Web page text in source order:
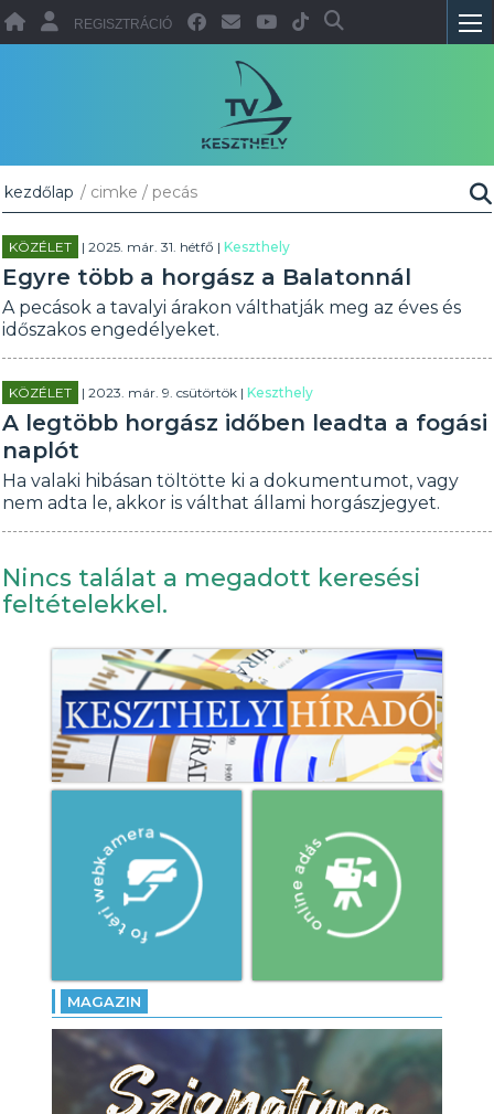
REGISZTRÁCIÓ
kezdőlap / cimke / pecás
KÖZÉLET | 2025. már. 31. hétfő |Keszthely
Egyre több a horgász a Balatonnál
A pecások a tavalyi árakon válthatják meg az éves és
időszakos engedélyeket.
KÖZÉLET | 2023. már. 9. csütörtök |Keszthely
A legtöbb horgász időben leadta a fogási
naplót
Ha valaki hibásan töltötte ki a dokumentumot, vagy
nem adta le, akkor is válthat állami horgászjegyet.
Nincs találat a megadott keresési
feltételekkel.
MAGAZIN